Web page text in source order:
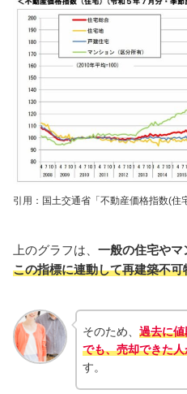
引用：国土交通省「不動産価格指数(住
上のグラフは、 一般の住宅やマ
この指標に連動して再建築不
そのため、 過去に
でも、売却できた
す。